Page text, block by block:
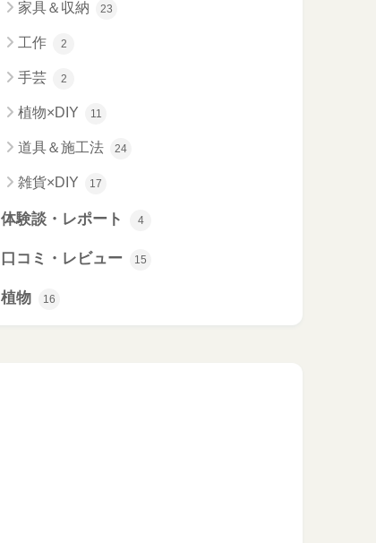
家具＆収納 23
工作 2
手芸 2
植物×DIY 11
道具＆施工法 24
雑貨×DIY 17
体験談・レポート 4
口コミ・レビュー 15
植物 16